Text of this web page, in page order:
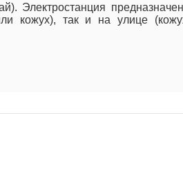
Электростанция
кожух), так и на улице